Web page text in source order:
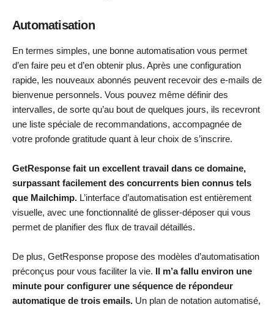
Automatisation
En termes simples, une bonne automatisation vous permet
d’en faire peu et d’en obtenir plus. Après une configuration
rapide, les nouveaux abonnés peuvent recevoir des e-mails de
bienvenue personnels. Vous pouvez même définir des
intervalles, de sorte qu’au bout de quelques jours, ils recevront
une liste spéciale de recommandations, accompagnée de
votre profonde gratitude quant à leur choix de s’inscrire.
GetResponse fait un excellent travail dans ce domaine,
surpassant facilement des concurrents bien connus tels
que Mailchimp. L’interface d’automatisation est entièrement
visuelle, avec une fonctionnalité de glisser-déposer qui vous
permet de planifier des flux de travail détaillés.
De plus, GetResponse propose des modèles d’automatisation
préconçus pour vous faciliter la vie. Il m’a fallu environ une
minute pour configurer une séquence de répondeur
automatique de trois emails. Un plan de notation automatisé,